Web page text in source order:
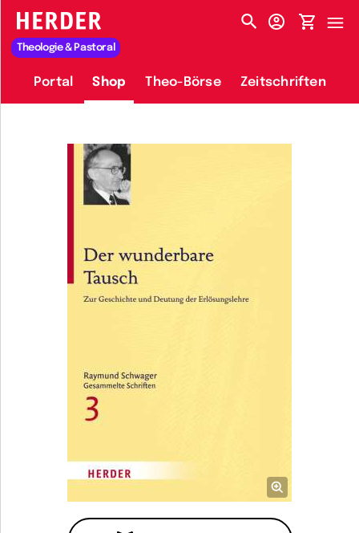
HERDER-MENÜ
Theologie & Pastoral
Portal Shop Theo-Börse Zeitschriften